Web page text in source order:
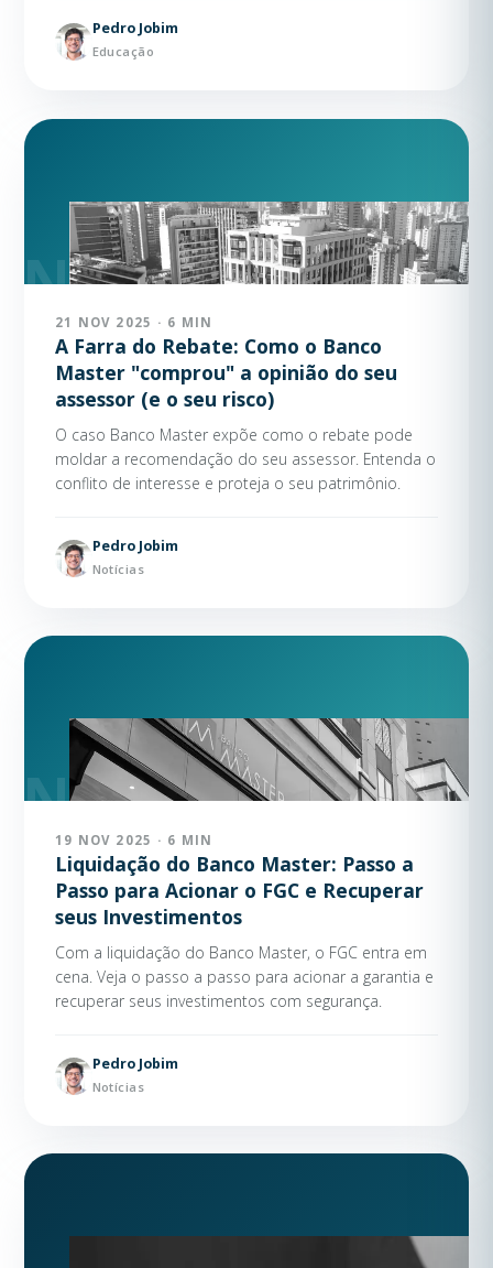
Pedro Jobim
Educação
21 NOV 2025 · 6 MIN
A Farra do Rebate: Como o Banco
Master "comprou" a opinião do seu
assessor (e o seu risco)
O caso Banco Master expõe como o rebate pode
moldar a recomendação do seu assessor. Entenda o
conflito de interesse e proteja o seu patrimônio.
Pedro Jobim
Notícias
19 NOV 2025 · 6 MIN
Liquidação do Banco Master: Passo a
Passo para Acionar o FGC e Recuperar
seus Investimentos
Com a liquidação do Banco Master, o FGC entra em
cena. Veja o passo a passo para acionar a garantia e
recuperar seus investimentos com segurança.
Pedro Jobim
Notícias